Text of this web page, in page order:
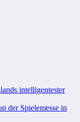
intelligentester
der Spielemesse in